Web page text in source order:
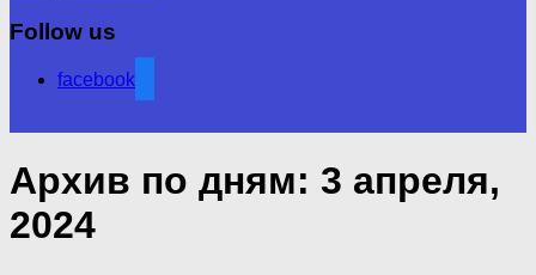
Follow us
facebook
Архив по дням: 3 апреля,
2024